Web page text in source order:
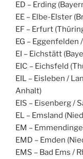
ED – Erding
EE – Elbe-Elster
EF – Erfurt
EG – Eggenfelden
EI – Eichstätt
EIC – Eichsfeld
EIL – Eisleben /
Anhalt)
EIS – Eisenberg /
EL – Emsland
EM –
EMD – Emden
EMS – Bad Ems /